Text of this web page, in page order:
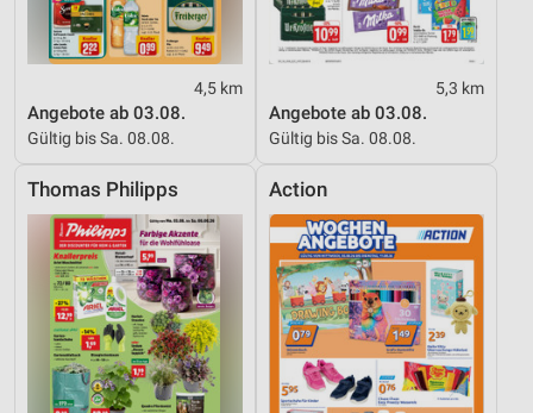
4,5 km
Angebote ab 03.08.
Gültig bis Sa. 08.08.
5,3 km
Angebote ab 03.08.
Gültig bis Sa. 08.08.
Thomas Philipps Action
Nicht-IAB-Verarbeitungszwecke:
Notwendig
Performance
Funktional
Werbung